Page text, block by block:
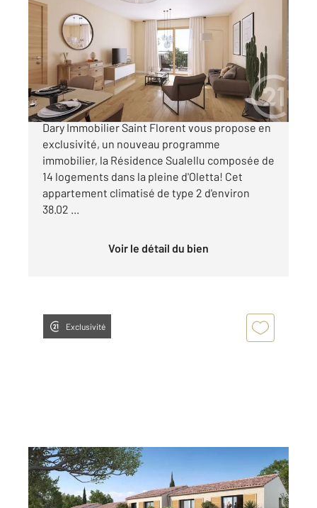
38,02 m
, 2 pièces
Ref : 761
Appartement T2 à vendre
155 000 €
OFFRE DE LANCEMENT L'agence Century21
Dary Immobilier Saint Florent vous propose en
exclusivité, un nouveau programme
immobilier, la Résidence Sualellu composée de
14 logements dans la pleine d'Oletta! Cet
appartement climatisé de type 2 d'environ
38.02 ...
Voir le détail du bien
Exclusivité
OLETTA 202
59,52 m2, 3 pièces
Ref : 760